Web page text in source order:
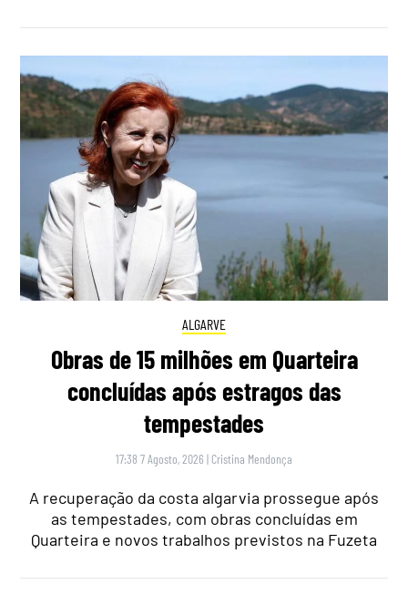
ALGARVE
Obras de 15 milhões em Quarteira
concluídas após estragos das
tempestades
17:38 7 Agosto, 2026 | Cristina Mendonça
A recuperação da costa algarvia prossegue após
as tempestades, com obras concluídas em
Quarteira e novos trabalhos previstos na Fuzeta